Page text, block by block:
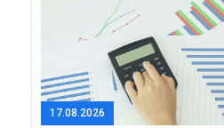
17.08.2026